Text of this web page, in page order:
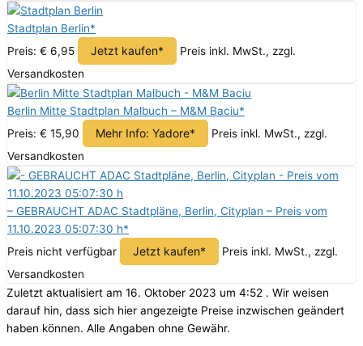
Stadtplan Berlin*
Preis: € 6,95
Jetzt kaufen*
Preis inkl. MwSt., zzgl.
Versandkosten
Berlin Mitte Stadtplan Malbuch – M&M Baciu*
Preis: € 15,90
Mehr Info: Yadore*
Preis inkl. MwSt., zzgl.
Versandkosten
– GEBRAUCHT ADAC Stadtpläne, Berlin, Cityplan – Preis vom
11.10.2023 05:07:30 h*
Preis nicht verfügbar
Jetzt kaufen*
Preis inkl. MwSt., zzgl.
Versandkosten
Zuletzt aktualisiert am 16. Oktober 2023 um 4:52 . Wir weisen
darauf hin, dass sich hier angezeigte Preise inzwischen geändert
haben können. Alle Angaben ohne Gewähr.